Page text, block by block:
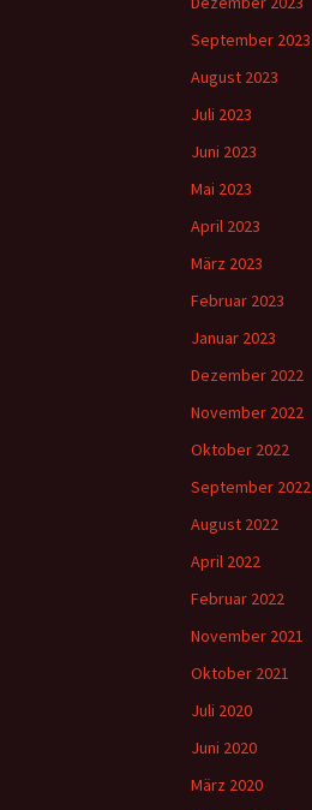
September 2023
August 2023
Juli 2023
Juni 2023
Mai 2023
April 2023
März 2023
Februar 2023
Januar 2023
Dezember 2022
November 2022
Oktober 2022
September 2022
August 2022
April 2022
Februar 2022
November 2021
Oktober 2021
Juli 2020
Juni 2020
März 2020